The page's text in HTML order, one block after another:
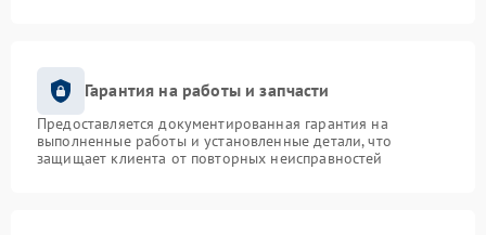
Гарантия на работы и запчасти
Предоставляется документированная гарантия на
выполненные работы и установленные детали, что
защищает клиента от повторных неисправностей